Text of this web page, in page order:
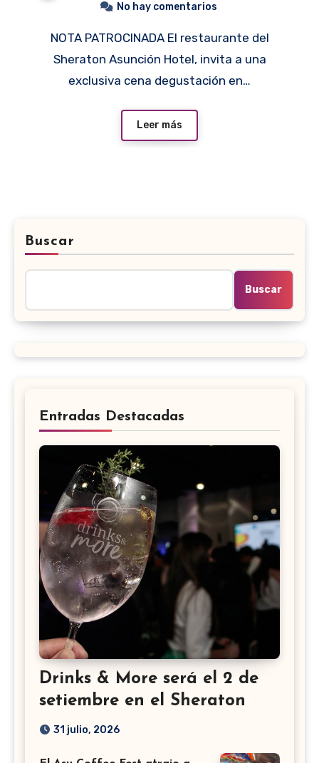
No hay comentarios
NOTA PATROCINADA El restaurante del
Sheraton Asunción Hotel, invita a una
exclusiva cena degustación en…
Leer más
Buscar
Buscar
Entradas Destacadas
Drinks & More será el 2 de
setiembre en el Sheraton
31 julio, 2026